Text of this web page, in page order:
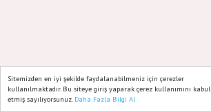
Sitemizden en iyi şekilde faydalanabilmeniz için çerezler
kullanılmaktadır. Bu siteye giriş yaparak çerez kullanımını kabul
etmiş sayılıyorsunuz. Daha Fazla Bilgi Al
Ana Sayfa Web TV